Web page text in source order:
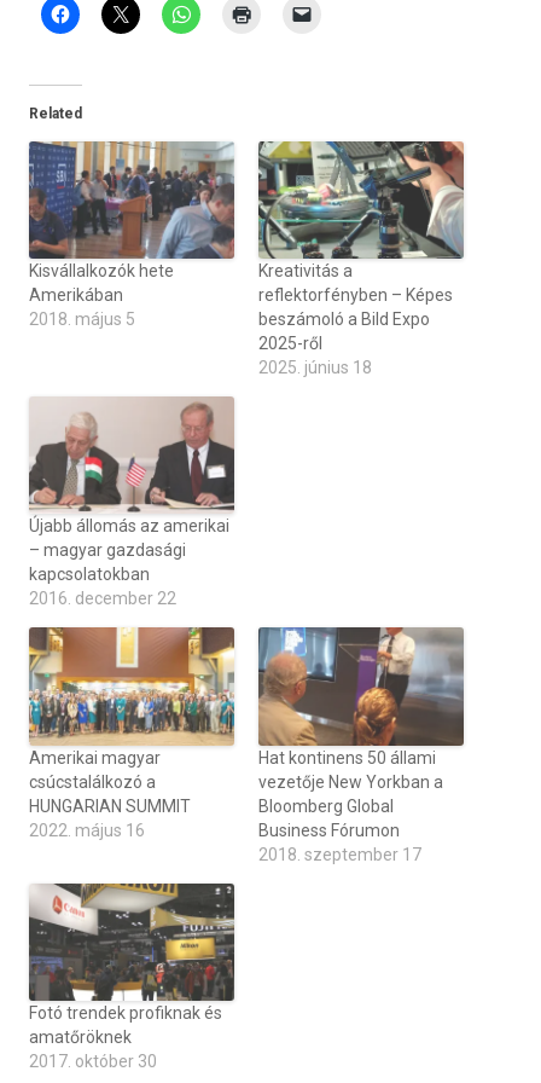
Related
Kisvállalkozók hete
Amerikában
2018. május 5
Kreativitás a
reflektorfényben – Képes
beszámoló a Bild Expo
2025-ről
2025. június 18
Újabb állomás az amerikai
– magyar gazdasági
kapcsolatokban
2016. december 22
Amerikai magyar
csúcstalálkozó a
HUNGARIAN SUMMIT
2022. május 16
Hat kontinens 50 állami
vezetője New Yorkban a
Bloomberg Global
Business Fórumon
2018. szeptember 17
Fotó trendek profiknak és
amatőröknek
2017. október 30